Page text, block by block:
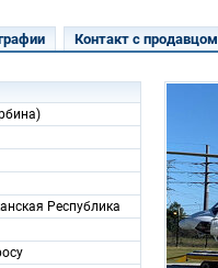
Контакт с продавцом
Республика